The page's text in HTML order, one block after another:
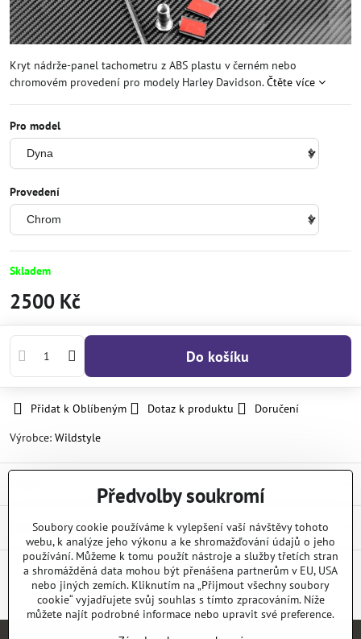
Kryt nádrže-panel tachometru z ABS plastu v černém nebo
chromovém provedení pro modely Harley Davidson.Čtěte více
Pro model
Provedení
Skladem
2500 Kč
Do košíku
Přidat k Oblíbeným Dotaz k produktu
Doručení
Výrobce: Wildstyle
Diskuse 0
FacebookTwitterBlueskyPinterestReddit LinkedInWhatsApp
E-
mail
Předvolby soukromí
Soubory cookie používáme k vylepšení vaší návštěvy tohoto
webu, k analýze jeho výkonu a ke shromažďování údajů o jeho
používání. Můžeme k tomu použít nástroje a služby třetích stran
a shromážděná data mohou být přenášena partnerům v EU, USA
nebo jiných zemích. Kliknutím na „Přijmout všechny soubory
cookie“ vyjadřujete svůj souhlas s tímto zpracováním. Níže
můžete najít podrobné informace nebo upravit své preference.